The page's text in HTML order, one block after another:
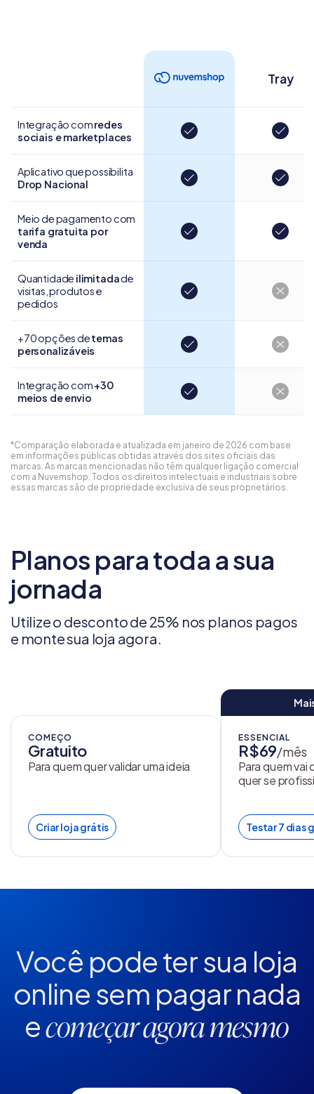
Tray
Integração comredes
sociais e marketplaces
Aplicativo que possibilita
Drop Nacional
Meio de pagamento com
tarifa gratuita por
venda
Quantidade ilimitadade
visitas, produtos e
pedidos
+70 opções detemas
personalizáveis
Integração com+30
meios de envio
*Comparação elaborada e atualizada em janeiro de 2026 com base
em informações públicas obtidas através dos sites oficiais das
marcas. As marcas mencionadas não têm qualquer ligação comercial
com a Nuvemshop. Todos os direitos intelectuais e industriais sobre
essas marcas são de propriedade exclusiva de seus proprietários.
Planos para toda a sua
jornada
Utilize o desconto de 25% nos planos pagos
e monte sua loja agora.
COMEÇO
Gratuito
Para quem quer validar uma ideia
Criar loja grátis
ESSENCIAL
R$69/mês
Para quem vai
quer se
Testar 7 dias
Você pode ter sua loja
onlinesem pagar nada
ecomeçar agora mesmo